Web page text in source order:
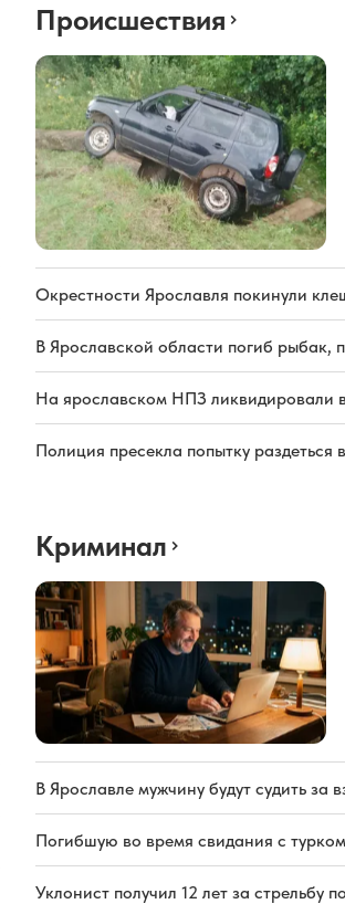
Происшествия
Окрестности Ярославля покинули
В Ярославской области погиб рыбак,
На ярославском НПЗ ликвидировали
Полиция пресекла попытку раздеться
Криминал
В Ярославле мужчину будут судить за
Погибшую во время свидания с
Уклонист получил 12 лет за стрельбу